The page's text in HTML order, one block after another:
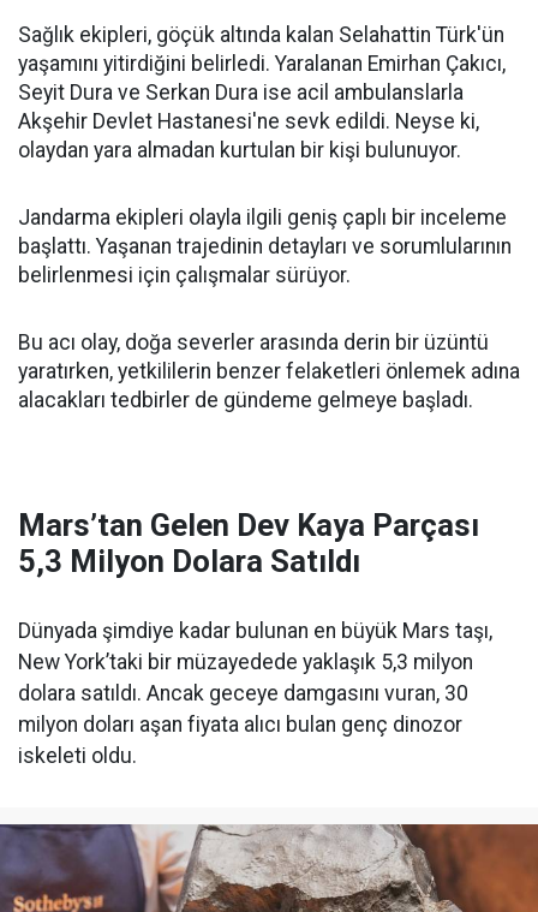
Sağlık ekipleri, göçük altında kalan Selahattin Türk'ün
yaşamını yitirdiğini belirledi. Yaralanan Emirhan Çakıcı,
Seyit Dura ve Serkan Dura ise acil ambulanslarla
Akşehir Devlet Hastanesi'ne sevk edildi. Neyse ki,
olaydan yara almadan kurtulan bir kişi bulunuyor.
Jandarma ekipleri olayla ilgili geniş çaplı bir inceleme
başlattı. Yaşanan trajedinin detayları ve sorumlularının
belirlenmesi için çalışmalar sürüyor.
Bu acı olay, doğa severler arasında derin bir üzüntü
yaratırken, yetkililerin benzer felaketleri önlemek adına
alacakları tedbirler de gündeme gelmeye başladı.
Mars’tan Gelen Dev Kaya Parçası
5,3 Milyon Dolara Satıldı
Dünyada şimdiye kadar bulunan en büyük Mars taşı,
New York’taki bir müzayedede yaklaşık 5,3 milyon
dolara satıldı. Ancak geceye damgasını vuran, 30
milyon doları aşan fiyata alıcı bulan genç dinozor
iskeleti oldu.